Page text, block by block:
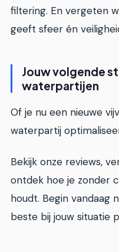
filtering. En vergeten
geeft sfeer én
Jouw volgende
waterpartijen
Of je nu een nieuwe
waterpartij
Bekijk onze reviews,
ontdek hoe je zonder
houdt. Begin vandaag
beste bij jouw situatie